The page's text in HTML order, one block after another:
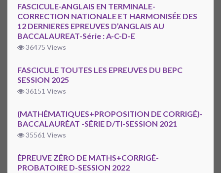
FASCICULE-ANGLAIS EN TERMINALE-
CORRECTION NATIONALE ET HARMONISÉE DES
12 DERNIERES EPREUVES D’ANGLAIS AU
BACCALAUREAT-Série : A-C-D-E
36475 Views
FASCICULE TOUTES LES EPREUVES DU BEPC
SESSION 2025
36151 Views
(MATHÉMATIQUES+PROPOSITION DE CORRIGÉ)-
BACCALAURÉAT -SÉRIE D/TI-SESSION 2021
35561 Views
ÉPREUVE ZÉRO DE MATHS+CORRIGÉ-
PROBATOIRE D-SESSION 2022